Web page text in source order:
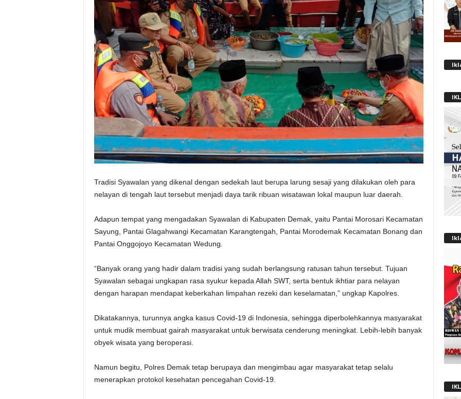
Tradisi Syawalan yang dikenal dengan sedekah laut berupa larung sesaji yang dilakukan oleh para
nelayan di tengah laut tersebut menjadi daya tarik ribuan wisatawan lokal maupun luar daerah.
Adapun tempat yang mengadakan Syawalan di Kabupaten Demak, yaitu Pantai Morosari Kecamatan
Sayung, Pantai Glagahwangi Kecamatan Karangtengah, Pantai Morodemak Kecamatan Bonang dan
Pantai Onggojoyo Kecamatan Wedung.
“Banyak orang yang hadir dalam tradisi yang sudah berlangsung ratusan tahun tersebut. Tujuan
Syawalan sebagai ungkapan rasa syukur kepada Allah SWT, serta bentuk ikhtiar para nelayan
dengan harapan mendapat keberkahan limpahan rezeki dan keselamatan,” ungkap Kapolres.
Dikatakannya, turunnya angka kasus Covid-19 di Indonesia, sehingga diperbolehkannya masyarakat
untuk mudik membuat gairah masyarakat untuk berwisata cenderung meningkat. Lebih-lebih banyak
obyek wisata yang beroperasi.
Namun begitu, Polres Demak tetap berupaya dan mengimbau agar masyarakat tetap selalu
menerapkan protokol kesehatan pencegahan Covid-19.